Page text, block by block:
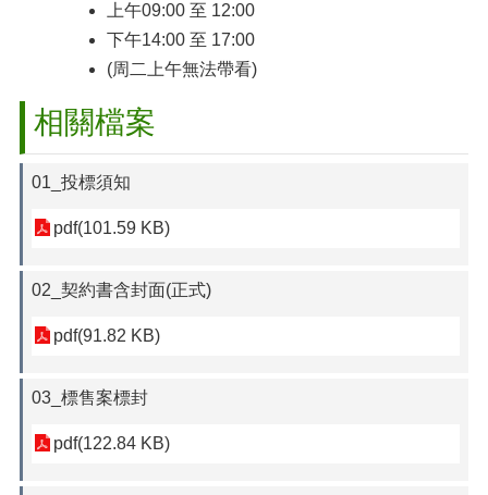
上午09:00 至 12:00
下午14:00 至 17:00
(周二上午無法帶看)
相關檔案
01_投標須知
pdf(101.59 KB)
02_契約書含封面(正式)
pdf(91.82 KB)
03_標售案標封
pdf(122.84 KB)